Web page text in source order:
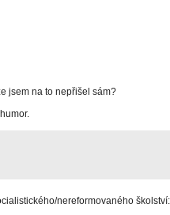
jsem na to nepřišel sám?
nereformovaného školství: